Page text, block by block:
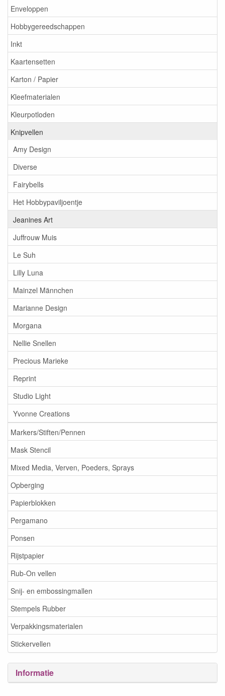
Enveloppen
Hobbygereedschappen
Inkt
Kaartensetten
Karton / Papier
Kleefmaterialen
Kleurpotloden
Knipvellen
Amy Design
Diverse
Fairybells
Het Hobbypaviljoentje
Jeanines Art
Juffrouw Muis
Le Suh
Lilly Luna
Mainzel Männchen
Marianne Design
Morgana
Nellie Snellen
Precious Marieke
Reprint
Studio Light
Yvonne Creations
Markers/Stiften/Pennen
Mask Stencil
Mixed Media, Verven, Poeders, Sprays
Opberging
Papierblokken
Pergamano
Ponsen
Rijstpapier
Rub-On vellen
Snij- en embossingmallen
Stempels Rubber
Verpakkingsmaterialen
Stickervellen
Informatie